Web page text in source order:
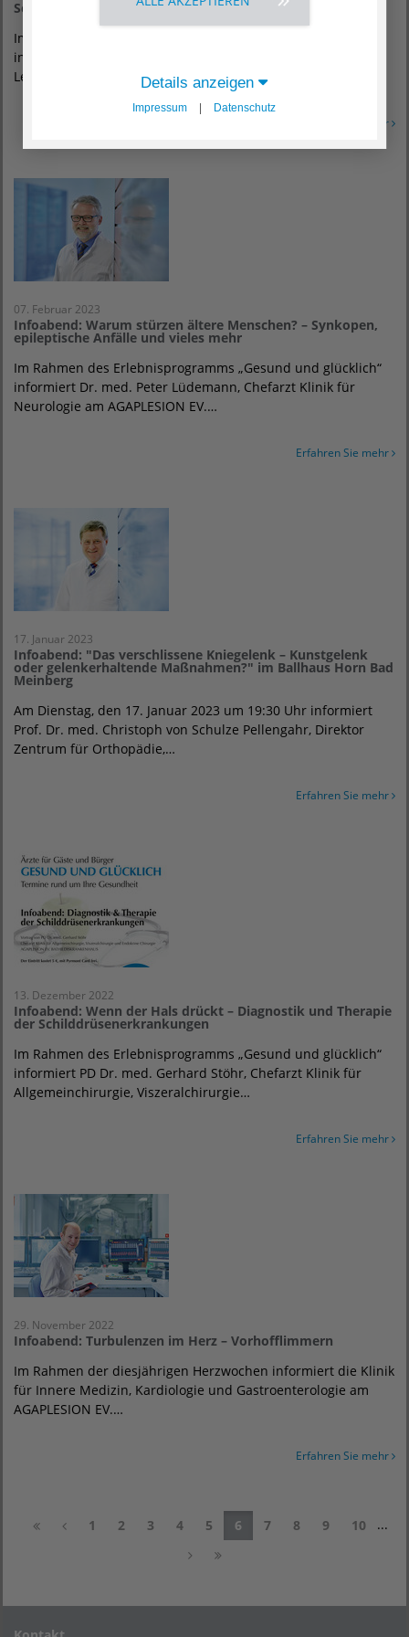
Schulter
Im Rahmen des Erlebnisprogramms „Gesund und glücklich“
informiert Prof. Dr. med. Christoph von Schulze Pellengahr,
Leiter Endoprothetikzentrum und…
Erfahren Sie mehr
07. Februar 2023
Infoabend: Warum stürzen ältere Menschen? – Synkopen,
epileptische Anfälle und vieles mehr
Im Rahmen des Erlebnisprogramms „Gesund und glücklich“
informiert Dr. med. Peter Lüdemann, Chefarzt Klinik für
Neurologie am AGAPLESION EV.…
Erfahren Sie mehr
17. Januar 2023
Infoabend: "Das verschlissene Kniegelenk – Kunstgelenk
oder gelenkerhaltende Maßnahmen?" im Ballhaus Horn Bad
Meinberg
Am Dienstag, den 17. Januar 2023 um 19:30 Uhr informiert
Prof. Dr. med. Christoph von Schulze Pellengahr, Direktor
Zentrum für Orthopädie,…
Erfahren Sie mehr
13. Dezember 2022
Infoabend: Wenn der Hals drückt – Diagnostik und Therapie
der Schilddrüsenerkrankungen
Im Rahmen des Erlebnisprogramms „Gesund und glücklich“
informiert PD Dr. med. Gerhard Stöhr, Chefarzt Klinik für
Allgemeinchirurgie, Viszeralchirurgie…
Erfahren Sie mehr
29. November 2022
Infoabend: Turbulenzen im Herz – Vorhofflimmern
Im Rahmen der diesjährigen Herzwochen informiert die Klinik
für Innere Medizin, Kardiologie und Gastroenterologie am
AGAPLESION EV.…
Erfahren Sie mehr
1 2 3 4 5 6 7 8 9 10 ...
Details anzeigen
Impressum Datenschutz